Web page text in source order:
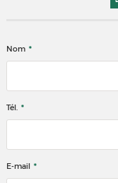
Nom *
Tél. *
E-mail *